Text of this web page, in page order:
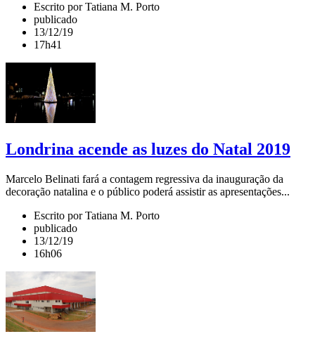
Escrito por Tatiana M. Porto
publicado
13/12/19
17h41
Londrina acende as luzes do Natal 2019
Marcelo Belinati fará a contagem regressiva da inauguração da
decoração natalina e o público poderá assistir as apresentações...
Escrito por Tatiana M. Porto
publicado
13/12/19
16h06